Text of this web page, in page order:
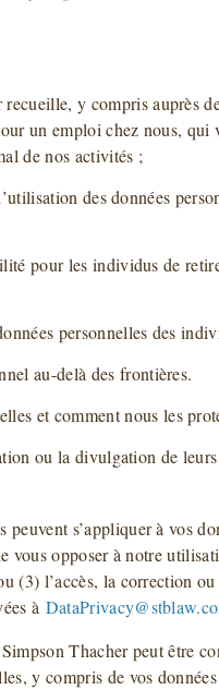
y compris auprès
un emploi chez nous, qui
de nos activités ;
des données
pour les individus de
personnelles des
au-delà des frontières.
et comment nous les
ou la divulgation de
s’appliquer à vos
vous opposer à notre
(3) l’accès, la correction ou
à
Thacher peut être
y compris de vos données